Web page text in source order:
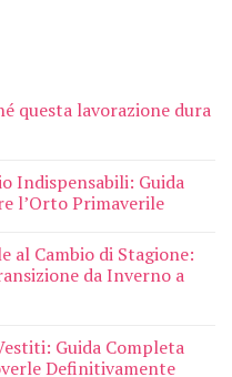
questa lavorazione dura
Indispensabili: Guida
l’Orto Primaverile
al Cambio di Stagione:
da Inverno a
Guida Completa
Definitivamente